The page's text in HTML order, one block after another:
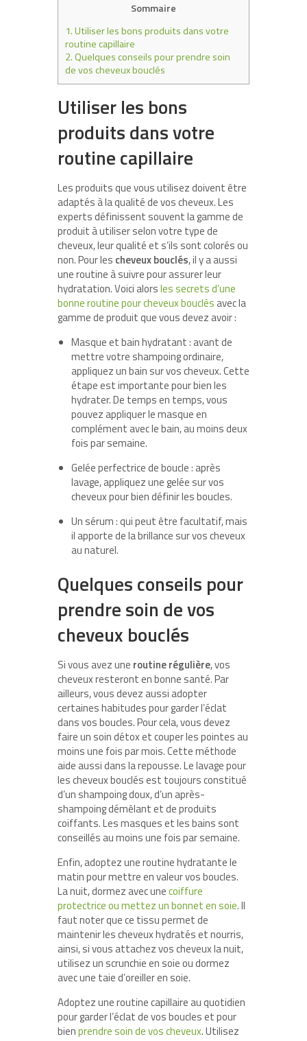
Sommaire
1.Utiliser les bons produits dans votre
routine capillaire
2.Quelques conseils pour prendre soin
de vos cheveux bouclés
Utiliser les bons
produits dans votre
routine capillaire
Les produits que vous utilisez doivent être
adaptés à la qualité de vos cheveux. Les
experts définissent souvent la gamme de
produit à utiliser selon votre type de
cheveux, leur qualité et s’ils sont colorés ou
non. Pour les cheveux bouclés, il y a aussi
une routine à suivre pour assurer leur
hydratation. Voici alorsles secrets d’une
bonne routine pour cheveux bouclés avec la
gamme de produit que vous devez avoir :
Masque et bain hydratant : avant de
mettre votre shampoing ordinaire,
appliquez un bain sur vos cheveux. Cette
étape est importante pour bien les
hydrater. De temps en temps, vous
pouvez appliquer le masque en
complément avec le bain, au moins deux
fois par semaine.
Gelée perfectrice de boucle : après
lavage, appliquez une gelée sur vos
cheveux pour bien définir les boucles.
Un sérum : qui peut être facultatif, mais
il apporte de la brillance sur vos cheveux
au naturel.
Quelques conseils pour
prendre soin de vos
cheveux bouclés
Si vous avez une routine régulière, vos
cheveux resteront en bonne santé. Par
ailleurs, vous devez aussi adopter
certaines habitudes pour garder l’éclat
dans vos boucles. Pour cela, vous devez
faire un soin détox et couper les pointes au
moins une fois par mois. Cette méthode
aide aussi dans la repousse. Le lavage pour
les cheveux bouclés est toujours constitué
d’un shampoing doux, d’un après-
shampoing démêlant et de produits
coiffants. Les masques et les bains sont
conseillés au moins une fois par semaine.
Enfin, adoptez une routine hydratante le
matin pour mettre en valeur vos boucles.
La nuit, dormez avec unecoiffure
protectrice ou mettez un bonnet en soie. Il
faut noter que ce tissu permet de
maintenir les cheveux hydratés et nourris,
ainsi, si vous attachez vos cheveux la nuit,
utilisez un scrunchie en soie ou dormez
avec une taie d’oreiller en soie.
Adoptez une routine capillaire au quotidien
pour garder l’éclat de vos boucles et pour
bienprendre soin de vos cheveux. Utilisez